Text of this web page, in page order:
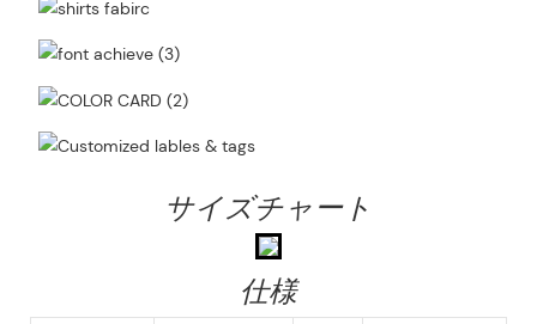
サイズチャート
仕様